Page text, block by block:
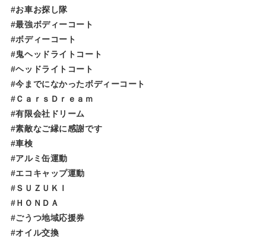
#お車お探し隊
#最強ボディーコート
#ボディーコート
#鬼ヘッドライトコート
#ヘッドライトコート
#今までになかったボディーコート
#ＣａｒｓＤｒｅａｍ
#有限会社ドリーム
#素敵なご縁に感謝です
#車検
#アルミ缶運動
#エコキャップ運動
#ＳＵＺＵＫＩ
#ＨＯＮＤＡ
#ごうつ地域応援券
#オイル交換